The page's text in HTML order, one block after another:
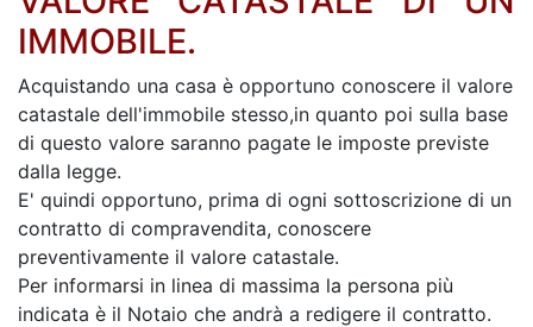
IMMOBILE.
Acquistando una casa è opportuno conoscere il valore
catastale dell'immobile stesso,in quanto poi sulla base
di questo valore saranno pagate le imposte previste
dalla legge.
E' quindi opportuno, prima di ogni sottoscrizione di un
contratto di compravendita, conoscere
preventivamente il valore catastale.
Per informarsi in linea di massima la persona più
indicata è il Notaio che andrà a redigere il contratto.